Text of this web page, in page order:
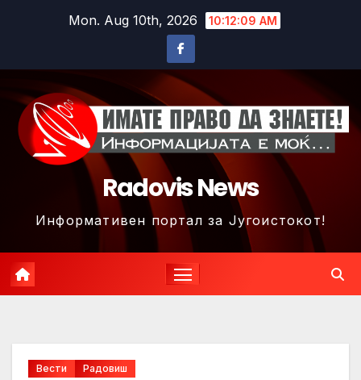
Mon. Aug 10th, 2026 10:12:12 AM
Radovis News
Информативен портал за Југоистокот!
Вести Радовиш